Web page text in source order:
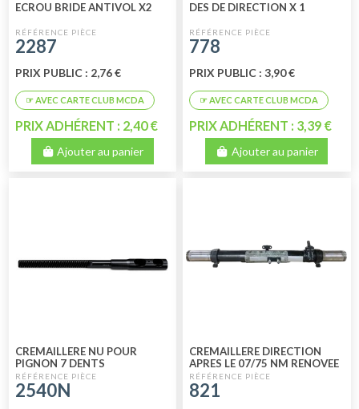
ECROU BRIDE ANTIVOL X2
2287
PRIX PUBLIC : 2,76 €
PRIX ADHÉRENT : 2,40 €
Ajouter au panier
DES DE DIRECTION X 1
778
PRIX PUBLIC : 3,90 €
PRIX ADHÉRENT : 3,39 €
Ajouter au panier
CREMAILLERE NU POUR
PIGNON 7 DENTS
2540N
CREMAILLERE DIRECTION
APRES LE 07/75 NM RENOVEE
821